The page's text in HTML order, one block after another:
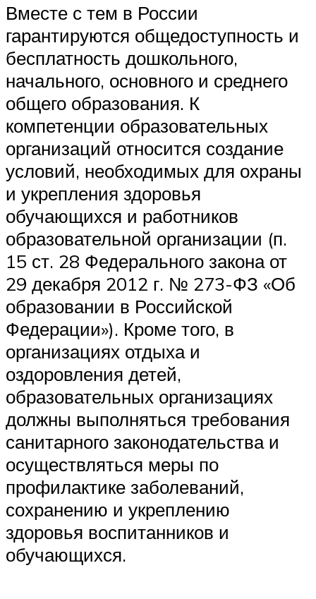
Вместе с тем в России
гарантируются общедоступность и
бесплатность дошкольного,
начального, основного и среднего
общего образования. К
компетенции образовательных
организаций относится создание
условий, необходимых для охраны
и укрепления здоровья
обучающихся и работников
образовательной организации (п.
15 ст. 28 Федерального закона от
29 декабря 2012 г. № 273-ФЗ «Об
образовании в Российской
Федерации»). Кроме того, в
организациях отдыха и
оздоровления детей,
образовательных организациях
должны выполняться требования
санитарного законодательства и
осуществляться меры по
профилактике заболеваний,
сохранению и укреплению
здоровья воспитанников и
обучающихся.